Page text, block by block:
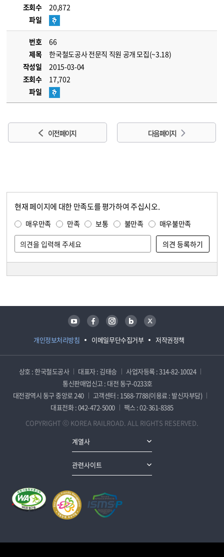
조회수
20,872
파일
번호
66
제목
한국철도공사 전문직 직원 공개 모집(~3.18)
작성일
2015-03-04
조회수
17,702
파일
이전 페이지 다음 페이지
현재 페이지에 대한 만족도를 평가하여 주십시오.
매우만족 만족 보통 불만족 매우불만족
개인정보처리방침 이메일무단수집거부 저작권정책
유튜브 페이스북 인스타그램 블로그 트위터
상호 : 한국철도공사 대표자 : 김태승
사업자등록 : 314-82-10024
통신판매업신고 : 대전 동구-0233호
대전광역시 동구 중앙로 240
고객센터 : 1588-7788(이용료 : 발신자부담)
대표전화 : 042-472-5000
팩스 : 02-361-8385
COPYRIGHT ⓒ KOREA RAILROAD. ALL RIGHTS RESERVED.
계열사
관련사이트